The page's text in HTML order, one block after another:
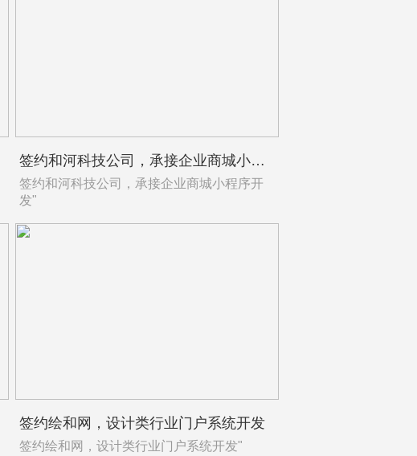
签约和河科技公司，承接企业商城小程序开发
签约和河科技公司，承接企业商城小程序开
发"
签约绘和网，设计类行业门户系统开发
签约绘和网，设计类行业门户系统开发"